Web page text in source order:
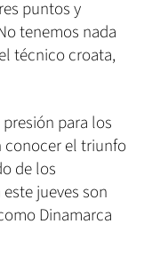
puntos y
tenemos nada
técnico croata,
para los
conocer el triunfo
de los
jueves son
Dinamarca